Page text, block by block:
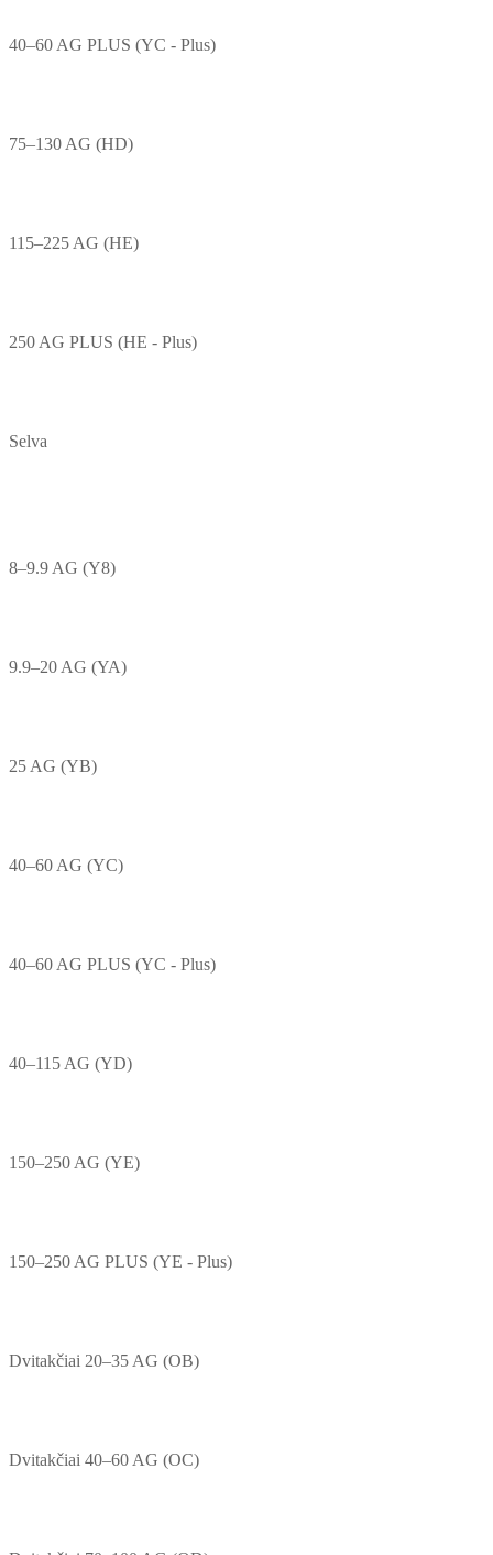
40–60 AG PLUS (YC - Plus)
75–130 AG (HD)
115–225 AG (HE)
250 AG PLUS (HE - Plus)
Selva
8–9.9 AG (Y8)
9.9–20 AG (YA)
25 AG (YB)
40–60 AG (YC)
40–60 AG PLUS (YC - Plus)
40–115 AG (YD)
150–250 AG (YE)
150–250 AG PLUS (YE - Plus)
Dvitakčiai 20–35 AG (OB)
Dvitakčiai 40–60 AG (OC)